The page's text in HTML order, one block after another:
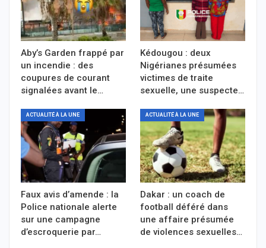
Aby’s Garden frappé par
un incendie : des
coupures de courant
signalées avant le…
Kédougou : deux
Nigérianes présumées
victimes de traite
sexuelle, une suspecte…
ACTUALITÉ À LA UNE
Faux avis d’amende : la
Police nationale alerte
sur une campagne
d’escroquerie par…
ACTUALITÉ À LA UNE
Dakar : un coach de
football déféré dans
une affaire présumée
de violences sexuelles…